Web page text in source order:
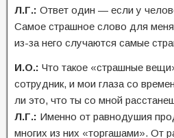
Л.Г.: Ответ один — если у
Самое страшное слово для
из-за него случаются самые
И.О.: Что такое «страшные
сотрудник, и мои глаза со
ли это, что ты со мной
Л.Г.: Именно от равнодушия
многих из них «торгашами». От